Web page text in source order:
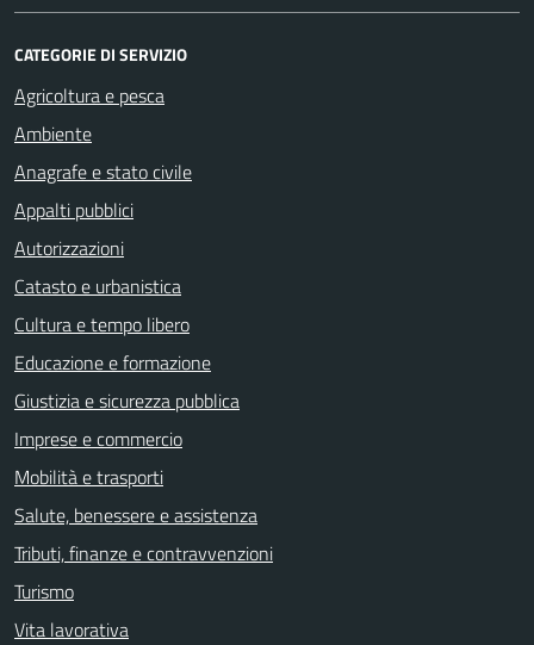
CATEGORIE DI SERVIZIO
Agricoltura e pesca
Ambiente
Anagrafe e stato civile
Appalti pubblici
Autorizzazioni
Catasto e urbanistica
Cultura e tempo libero
Educazione e formazione
Giustizia e sicurezza pubblica
Imprese e commercio
Mobilità e trasporti
Salute, benessere e assistenza
Tributi, finanze e contravvenzioni
Turismo
Vita lavorativa